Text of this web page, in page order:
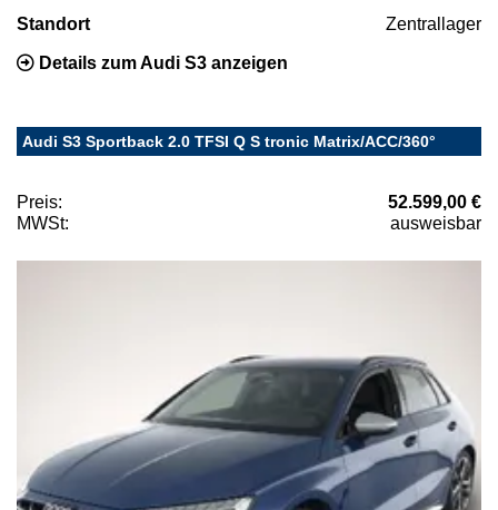
Standort Zentrallager
Details zum Audi S3 anzeigen
Audi S3 Sportback 2.0 TFSI Q S tronic Matrix/ACC/360°
Preis:
52.599,00 €
MWSt:
ausweisbar